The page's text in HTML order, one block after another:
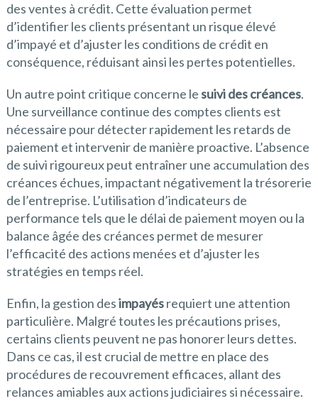
des ventes à crédit. Cette évaluation permet
d’identifier les clients présentant un risque élevé
d’impayé et d’ajuster les conditions de crédit en
conséquence, réduisant ainsi les pertes potentielles.
Un autre point critique concerne lesuivi des créances.
Une surveillance continue des comptes clients est
nécessaire pour détecter rapidement les retards de
paiement et intervenir de manière proactive. L’absence
de suivi rigoureux peut entraîner une accumulation des
créances échues, impactant négativement la trésorerie
de l’entreprise. L’utilisation d’indicateurs de
performance tels que le délai de paiement moyen ou la
balance âgée des créances permet de mesurer
l’efficacité des actions menées et d’ajuster les
stratégies en temps réel.
Enfin, la gestion desimpayésrequiert une attention
particulière. Malgré toutes les précautions prises,
certains clients peuvent ne pas honorer leurs dettes.
Dans ce cas, il est crucial de mettre en place des
procédures de recouvrement efficaces, allant des
relances amiables aux actions judiciaires si nécessaire.